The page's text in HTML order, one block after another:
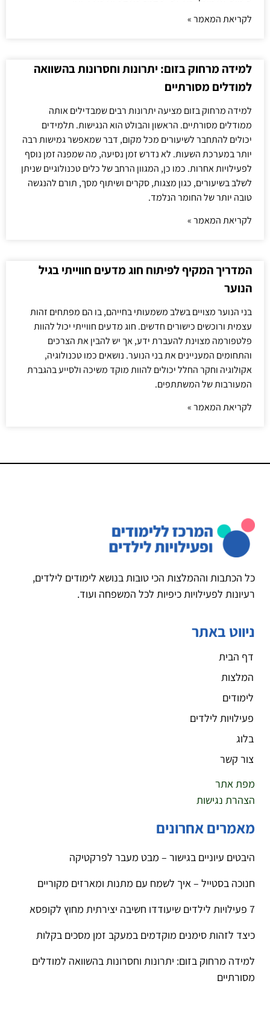
לקריאת המאמר »
למידה מרחוק בזום: יתרונות וחסרונות בהשוואה
למודלים מסורתיים
למידה מרחוק בזום מציעה יתרונות רבים שמבדילים אותה
ממודלים מסורתיים. הראשון והבולט הוא הנגישות. תלמידים
יכולים להתחבר לשיעורים מכל מקום, דבר שמאפשר גמישות רבה
יותר במערכת השעות. לא נדרש זמן נסיעה, מה שמפנה זמן נוסף
לפעילויות אחרות. כמו כן, המגוון הרחב של כלים טכנולוגיים שניתן
לשלב בשיעורים, כגון מצגות, סקרים ושיתוף מסך, תורם להנגשה
טובה יותר של החומר הנלמד.
לקריאת המאמר »
המדריך המקיף לפיתוח חוג מדעים חווייתי בגיל
הנוער
בני הנוער מצויים בשלב משמעותי בחייהם, בו הם מפתחים זהות
עצמית ורוכשים כישורים חדשים. חוג מדעים חווייתי יכול להוות
פלטפורמה מצוינת להעברת ידע, אך יש להבין את הצרכים
והתחומים המעניינים את בני הנוער. נושאים כמו טכנולוגיה,
אקולוגיה וחקר החלל יכולים להוות מוקד משיכה ולסייע בהגברת
המעורבות של המשתתפים.
לקריאת המאמר »
כל הכתבות וההמלצות הכי טובות בנושא לימודים לילדים,
רעיונות לפעילויות כיפיות לכל המשפחה ועוד.
ניווט באתר
דף הבית
המלצות
לימודים
פעילויות לילדים
בלוג
צור קשר
מפת אתר
הצהרת נגישות
מאמרים אחרונים
היבטים עיוניים בגישור – מבט מעבר לפרקטיקה
חנוכה בסטייל – איך לשמח עם מתנות ומארזים מקוריים
7 פעילויות לילדים שיעודדו חשיבה יצירתית מחוץ לקופסא
כיצד לזהות סימנים מוקדמים במעקב זמן מסכים בקלות
למידה מרחוק בזום: יתרונות וחסרונות בהשוואה למודלים
מסורתיים